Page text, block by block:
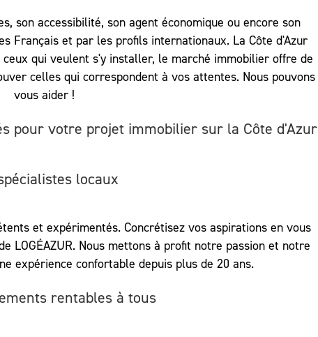
son accessibilité, son agent économique ou encore son
Français et par les profils internationaux. La Côte d'Azur
qui veulent s'y installer, le marché immobilier offre de
celles qui correspondent à vos attentes. Nous pouvons
vous aider !
pour votre projet immobilier sur la Côte d'Azur
locaux
et expérimentés. Concrétisez vos aspirations en vous
LOGÉAZUR. Nous mettons à profit notre passion et notre
expérience confortable depuis plus de 20 ans.
rentables à tous